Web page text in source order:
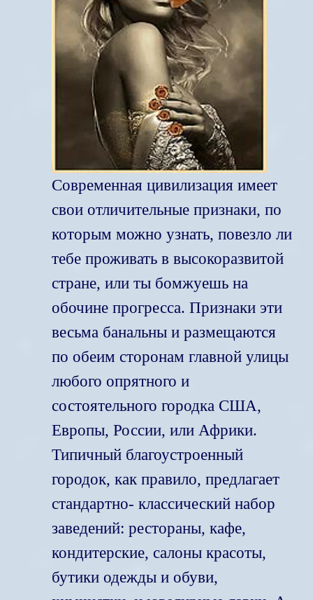
Современная цивилизация имеет
свои отличительные признаки, по
которым можно узнать, повезло ли
тебе проживать в высокоразвитой
стране, или ты бомжуешь на
обочине прогресса. Признаки эти
весьма банальны и размещаются
по обеим сторонам главной улицы
любого опрятного и
состоятельного городка США,
Европы, России, или Африки.
Типичный благоустроенный
городок, как правило, предлагает
стандартно- классический набор
заведений: рестораны, кафе,
кондитерские, салоны красоты,
бутики одежды и обуви,